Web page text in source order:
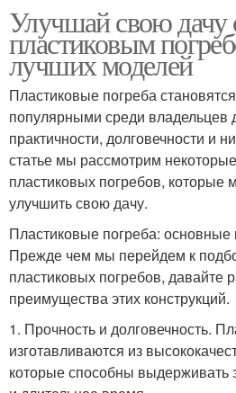
Улучшай свою дачу
пластиковым
лучших моделей
Пластиковые погреба
популярными среди владельцев
практичности, долговечности и
статье мы рассмотрим
пластиковых погребов, которые
улучшить свою дачу.
Пластиковые погреба:
Прежде чем мы перейдем к
пластиковых погребов, давайте
преимущества этих конструкций.
1. Прочность и долговечность.
изготавливаются из
которые способны выдерживать